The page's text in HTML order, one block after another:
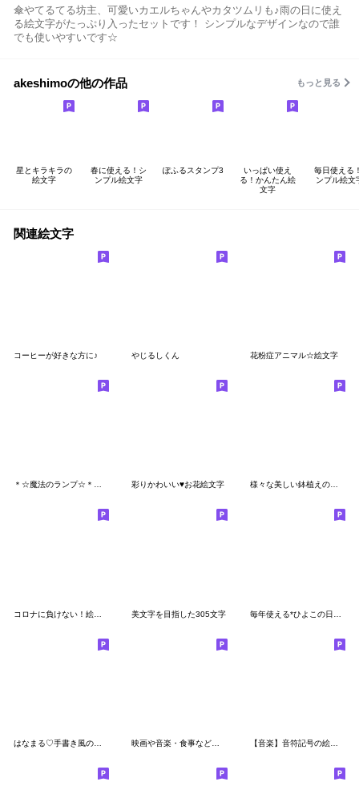
傘やてるてる坊主、可愛いカエルちゃんやカタツムリも♪雨の日に使え
る絵文字がたっぷり入ったセットです！ シンプルなデザインなので誰
でも使いやすいです☆
akeshimoの他の作品 もっと見る
星とキラキラの
絵文字
春に使える！シ
ンプル絵文字
ぽふるスタンプ3
いっぱい使え
る！かんたん絵
文字
毎日使える
ンプル絵文
関連絵文字
コーヒーが好きな方に♪ やじるしくん 花粉症アニマル☆絵文字
＊☆魔法のランプ☆＊絵文字 彩りかわいい♥お花絵文字 様々な美しい鉢植えの植物
美文字を目指した305文字
【音楽】音符記号の絵文字 music emoji